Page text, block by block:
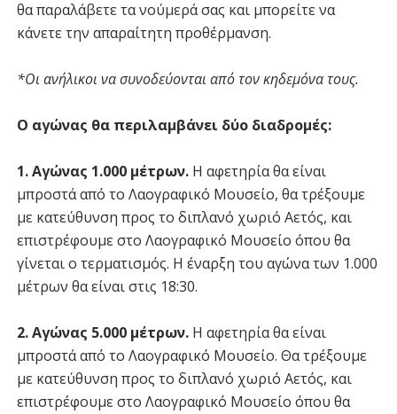
θα παραλάβετε τα νούμερά σας και μπορείτε να
κάνετε την απαραίτητη προθέρμανση.
*Οι ανήλικοι να συνοδεύονται από τον κηδεμόνα τους.
Ο αγώνας θα περιλαμβάνει δύο διαδρομές:
1. Αγώνας 1.000 μέτρων.Η αφετηρία θα είναι
μπροστά από το Λαογραφικό Μουσείο, θα τρέξουμε
με κατεύθυνση προς το διπλανό χωριό Αετός, και
επιστρέφουμε στο Λαογραφικό Μουσείο όπου θα
γίνεται ο τερματισμός. Η έναρξη του αγώνα των 1.000
μέτρων θα είναι στις 18:30.
2. Αγώνας 5.000 μέτρων.Η αφετηρία θα είναι
μπροστά από το Λαογραφικό Μουσείο. Θα τρέξουμε
με κατεύθυνση προς το διπλανό χωριό Αετός, και
επιστρέφουμε στο Λαογραφικό Μουσείο όπου θα